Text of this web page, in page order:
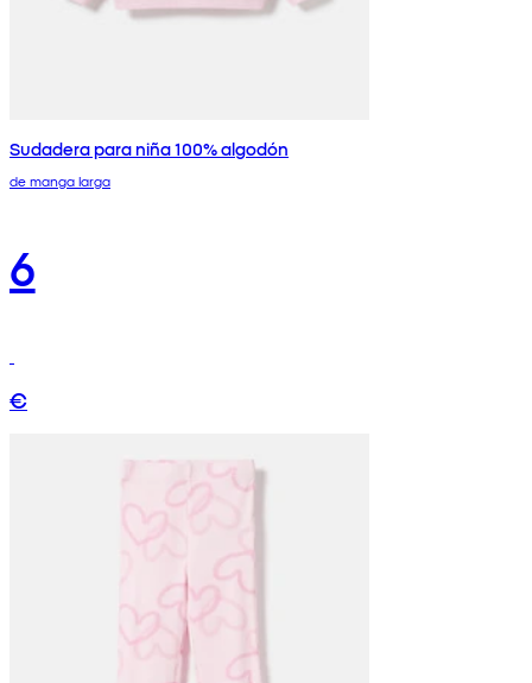
Sudadera para niña 100% algodón
de manga larga
6
€